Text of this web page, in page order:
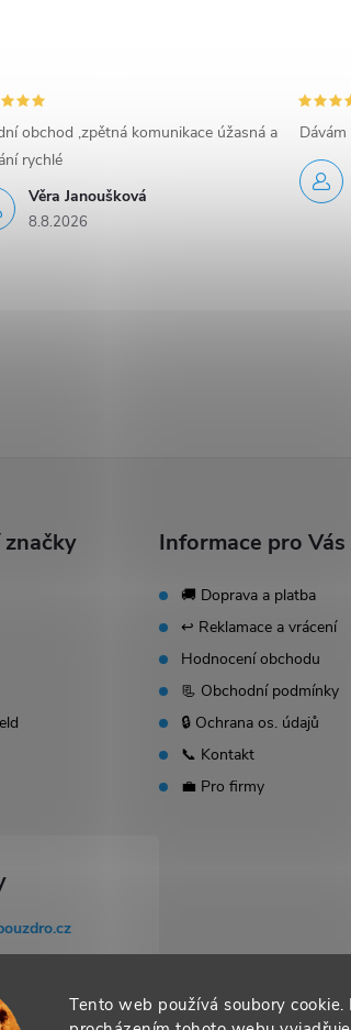
Tento web používá soubory cookie.
Věra Janoušková
8.8.2026
obchod ,zpětná komunikace úžasná a
rychlé
Informace pro Vás
🚚 Doprava a platba
↩️ Reklamace a vrácení
Hodnocení obchodu
📃 Obchodní podmínky
🔒 Ochrana os. údajů
📞 Kontakt
💼 Pro firmy